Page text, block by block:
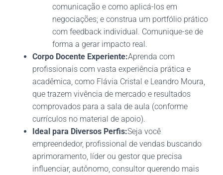
comunicação e como aplicá-los em
negociações; e construa um portfólio prático
com feedback individual. Comunique-se de
forma a gerar impacto real.
Corpo Docente Experiente:Aprenda com
profissionais com vasta experiência prática e
acadêmica, como Flávia Cristal e Leandro Moura,
que trazem vivência de mercado e resultados
comprovados para a sala de aula (conforme
currículos no material de apoio).
Ideal para Diversos Perfis:Seja você
empreendedor, profissional de vendas buscando
aprimoramento, líder ou gestor que precisa
influenciar, autônomo, consultor querendo mais